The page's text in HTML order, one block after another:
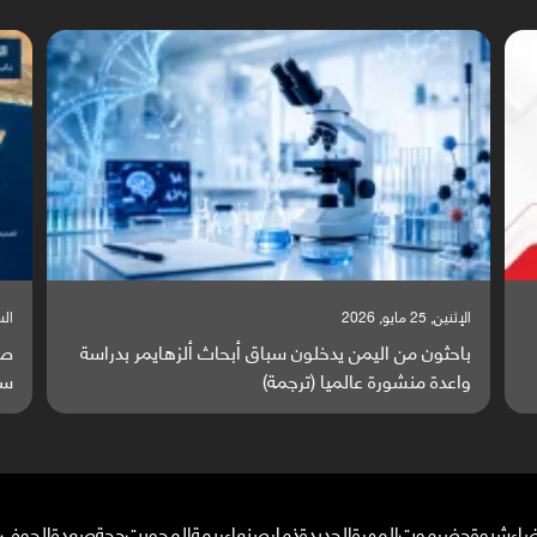
السبت, 23 مايو, 2026
صراع دولي يتصاعد قرب اليمن والبحر الأحمر يتحول إلى
ساحة مواجهة عالمية (ترجمة)